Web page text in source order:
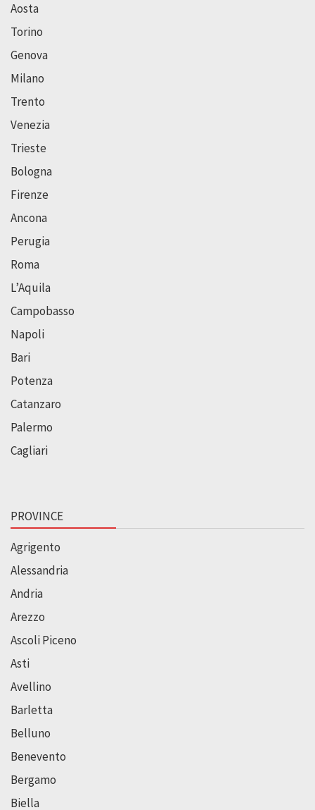
Aosta
Torino
Genova
Milano
Trento
Venezia
Trieste
Bologna
Firenze
Ancona
Perugia
Roma
L’Aquila
Campobasso
Napoli
Bari
Potenza
Catanzaro
Palermo
Cagliari
PROVINCE
Agrigento
Alessandria
Andria
Arezzo
Ascoli Piceno
Asti
Avellino
Barletta
Belluno
Benevento
Bergamo
Biella